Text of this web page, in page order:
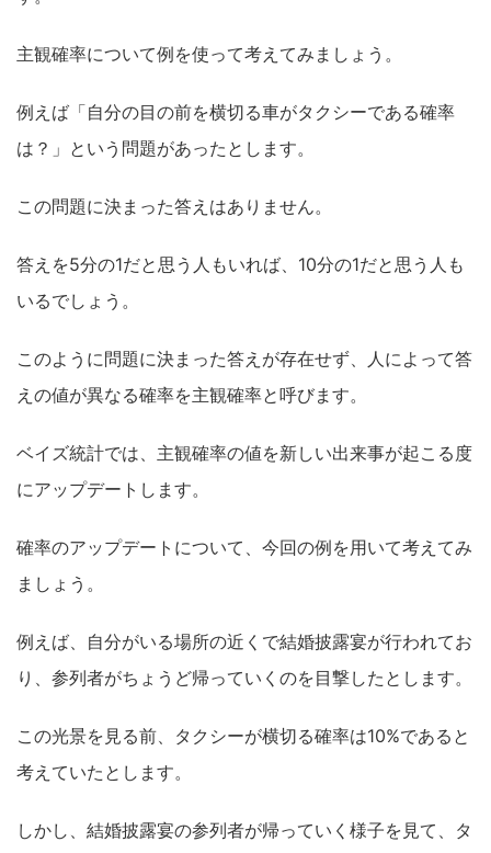
主観確率について例を使って考えてみましょ う。
例えば「自分の目の前を横切る車がタクシーである確率
は？」という問題があったとします。
こ の問題に決まった答えはありません。
答えを5分の1だと思う人もいれば、10分の1だと思う人も
いるでしょう。
このように問題に決まった答えが存在せず、人によって答
えの値が異なる確率を主観確率と呼びます。
ベイズ統計では、主観確率の値を新しい出来事が起こる度
にアップデートします。
確率のアップデートについて、今回の例を用いて考えてみ
ましょう。
例えば、自分がいる場所の近くで結婚披露宴が行われてお
り、参列者がちょうど帰っていくのを目撃したとします。
この光景を見る前、タクシーが横切る確率は10%であると
考えていたとします。
しかし、結婚披露宴の参列者が帰っていく様子を見て、タ